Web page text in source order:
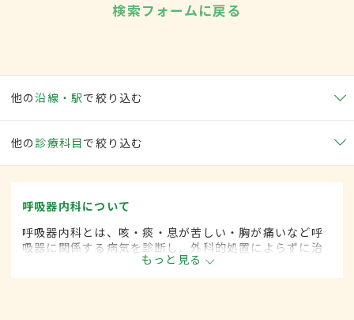
検索フォームに戻る
他の沿線・駅で絞り込む
他の 診療科目で絞り込む
呼吸器内科について
呼吸器内科とは、咳・痰・息が苦しい・胸が痛いなど呼
吸器に関係する病気を診断し、外科的処置によらずに治
療する内科の一領域です。平成20年4月の制度改正前
は、呼吸器科と呼ばれていました。
もっと見る